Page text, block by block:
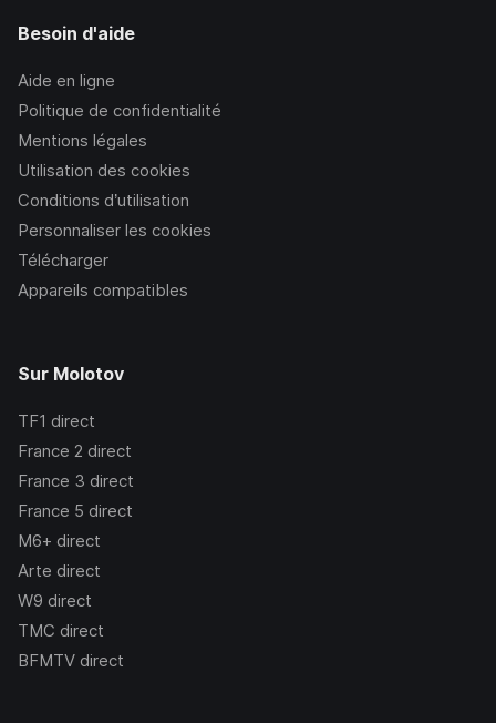
Besoin d'aide
Aide en ligne
Politique de confidentialité
Mentions légales
Utilisation des cookies
Conditions d’utilisation
Personnaliser les cookies
Télécharger
Appareils compatibles
Sur Molotov
TF1 direct
France 2 direct
France 3 direct
France 5 direct
M6+ direct
Arte direct
W9 direct
TMC direct
BFMTV direct